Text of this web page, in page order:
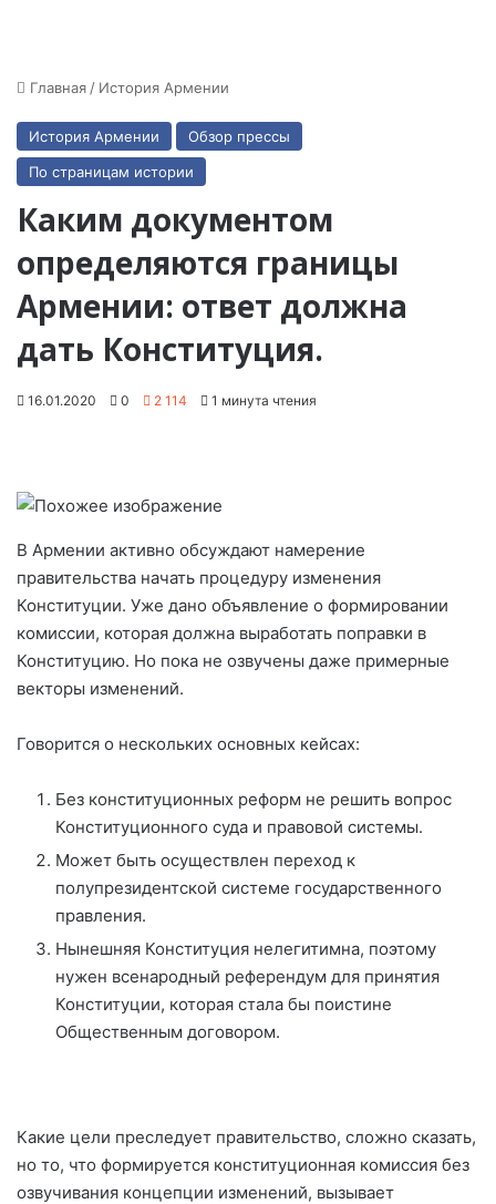
Главная / История Армении
История Армении
Обзор прессы
По страницам истории
Каким документом
определяются границы
Армении: ответ должна
дать Конституция.
16.01.2020 0 2 114 1 минута чтения
В Армении активно обсуждают намерение
правительства начать процедуру изменения
Конституции. Уже дано объявление о формировании
комиссии, которая должна выработать поправки в
Конституцию. Но пока не озвучены даже примерные
векторы изменений.
Говорится о нескольких основных кейсах:
Без конституционных реформ не решить вопрос
Конституционного суда и правовой системы.
Может быть осуществлен переход к
полупрезидентской системе государственного
правления.
Нынешняя Конституция нелегитимна, поэтому
нужен всенародный референдум для принятия
Конституции, которая стала бы поистине
Общественным договором.
Какие цели преследует правительство, сложно сказать,
но то, что формируется конституционная комиссия без
озвучивания концепции изменений, вызывает